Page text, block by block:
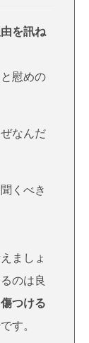
を訊ね
慰めの
なんだ
くべき
ましょ
のは良
つける
です。